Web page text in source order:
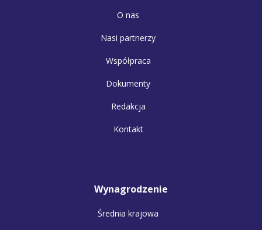
O nas
Nasi partnerzy
Współpraca
Dokumenty
Redakcja
Kontakt
Wynagrodzenie
Średnia krajowa